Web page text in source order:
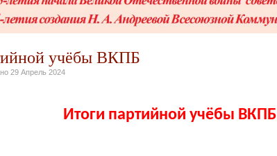
учёбы ВКПБ
29 Апрель 2024
Итоги партийной учёбы ВКПБ